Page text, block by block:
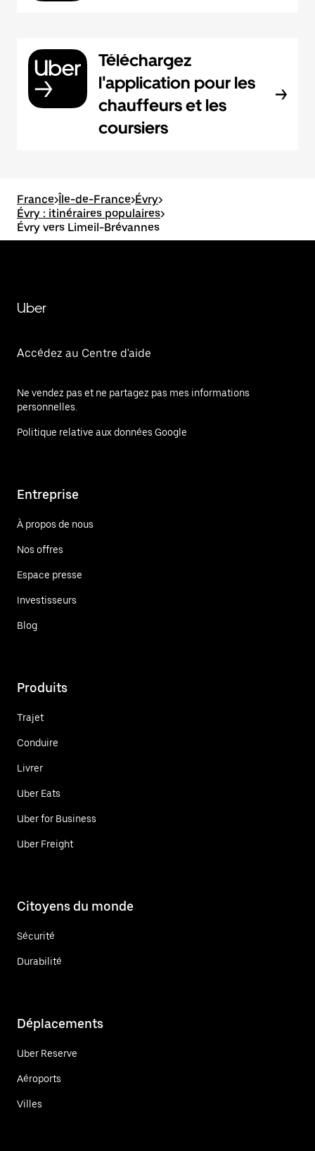
Téléchargez
l'application pour les
chauffeurs et les
coursiers
France>Île-de-France>Évry>
Évry : itinéraires populaires>
Évry vers Limeil-Brévannes
Uber
Accédez au Centre d'aide
Ne vendez pas et ne partagez pas mes informations
personnelles.
Politique relative aux données Google
Entreprise
À propos de nous
Nos offres
Espace presse
Investisseurs
Blog
Produits
Trajet
Conduire
Livrer
Uber Eats
Uber for Business
Uber Freight
Citoyens du monde
Sécurité
Durabilité
Déplacements
Uber Reserve
Aéroports
Villes